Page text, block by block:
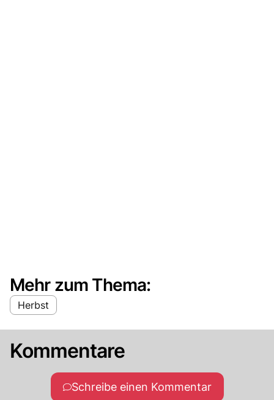
Mehr zum Thema:
Herbst
Kommentare
Schreibe einen Kommentar